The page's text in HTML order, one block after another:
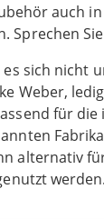
auch
Sprechen
sich nicht
Weber,
für die
alternativ
werden.